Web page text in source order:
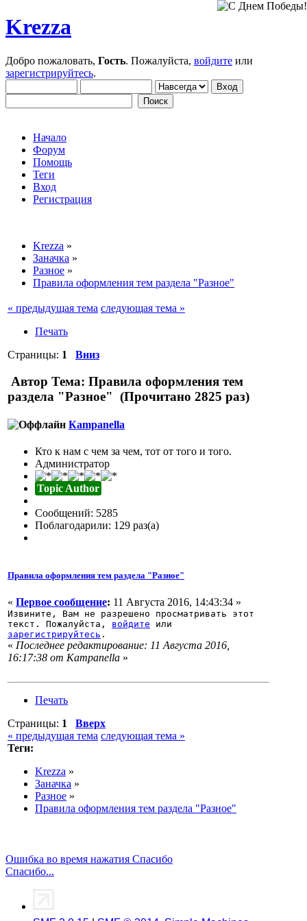
Krezza
Добро пожаловать, Гость. Пожалуйста, войдите или
зарегистрируйтесь.
Начало
Форум
Помощь
Теги
Вход
Регистрация
Krezza »
Заначка »
Разное »
Правила оформления тем раздела "Разное"
« предыдущая тема следующая тема »
Печать
Страницы: 1 Вниз
Автор Тема: Правила оформления тем
раздела "Разное" (Прочитано 2825 раз)
Кampanella
Кто к нам с чем за чем, тот от того и того.
Администратор
Topic Author
Сообщений: 5285
Поблагодарили: 129 раз(а)
Правила оформления тем раздела "Разное"
« Первое сообщение: 11 Августа 2016, 14:43:34 »
Извините, Вам не разрешено просматривать этот
текст. Пожалуйста, войдите или
зарегистрируйтесь .
« Последнее редактирование: 11 Августа 2016,
16:17:38 от Кampanella »
Печать
Страницы: 1
Вверх
« предыдущая тема следующая тема »
Теги:
Krezza »
Заначка »
Разное »
Правила оформления тем раздела "Разное"
Ошибка во время нажатия Спасибо
Спасибо...